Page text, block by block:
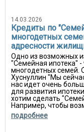
14.03.2026
Кредиты по
многодетных
адресности
Одно из возможных
"Семейная ипотека"
многодетных семей.
Хуснуллин "Мы
нас идет очень
для развития
хотим сделать
Например, чтобы
подробнее